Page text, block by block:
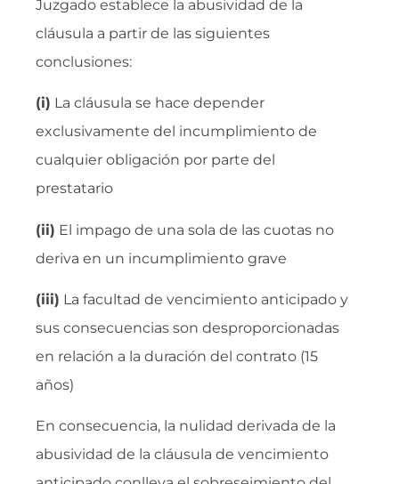
Juzgado establece la abusividad de la
cláusula a partir de las siguientes
conclusiones:
(i) La cláusula se hace depender
exclusivamente del incumplimiento de
cualquier obligación por parte del
prestatario
(ii) El impago de una sola de las cuotas no
deriva en un incumplimiento grave
(iii) La facultad de vencimiento anticipado y
sus consecuencias son desproporcionadas
en relación a la duración del contrato (15
años)
En consecuencia, la nulidad derivada de la
abusividad de la cláusula de vencimiento